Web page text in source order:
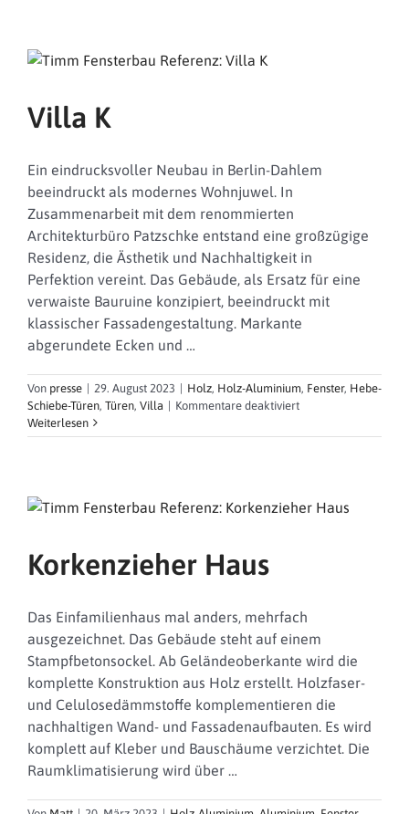
Villa K
Ein eindrucksvoller Neubau in Berlin-Dahlem
beeindruckt als modernes Wohnjuwel. In
Zusammenarbeit mit dem renommierten
Architekturbüro Patzschke entstand eine großzügige
Residenz, die Ästhetik und Nachhaltigkeit in
Perfektion vereint. Das Gebäude, als Ersatz für eine
verwaiste Bauruine konzipiert, beeindruckt mit
klassischer Fassadengestaltung. Markante
abgerundete Ecken und …
Von presse | 29. August 2023 | Holz, Holz-Aluminium, Fenster, Hebe-
Schiebe-Türen, Türen, Villa | Kommentare deaktiviertfür
K
Weiterlesen
Korkenzieher Haus
Das Einfamilienhaus mal anders, mehrfach
ausgezeichnet. Das Gebäude steht auf einem
Stampfbetonsockel. Ab Geländeoberkante wird die
komplette Konstruktion aus Holz erstellt. Holzfaser-
und Celulosedämmstoffe komplementieren die
nachhaltigen Wand- und Fassadenaufbauten. Es wird
komplett auf Kleber und Bauschäume verzichtet. Die
Raumklimatisierung wird über …